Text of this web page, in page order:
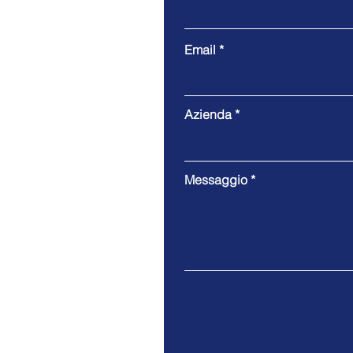
Email
Azienda
Messaggio